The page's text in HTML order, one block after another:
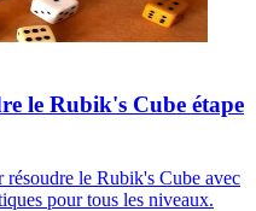
le Rubik's Cube étape
le Rubik's Cube avec
pour tous les niveaux.